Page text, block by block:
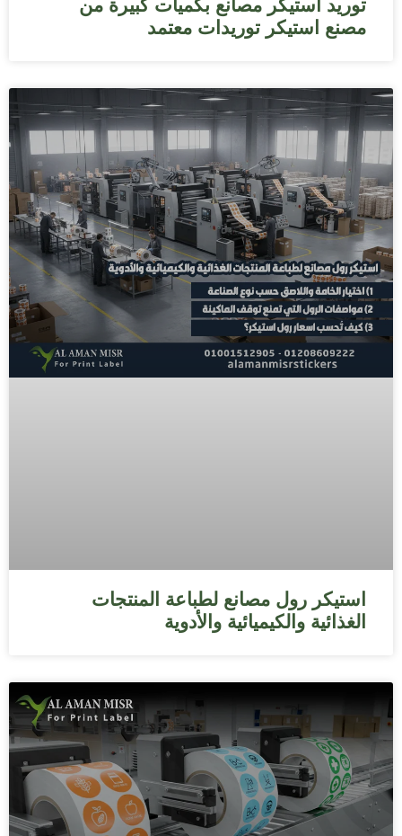
توريد استيكر مصانع بكميات كبيرة من
مصنع استيكر توريدات معتمد
استيكر رول مصانع لطباعة المنتجات
الغذائية والكيميائية والأدوية